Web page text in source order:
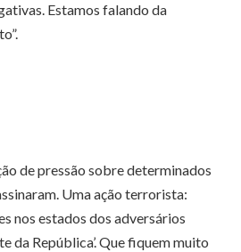
Estamos falando da
de pressão sobre determinados
Uma ação terrorista:
nos estados dos adversários
da República’. Que fiquem muito